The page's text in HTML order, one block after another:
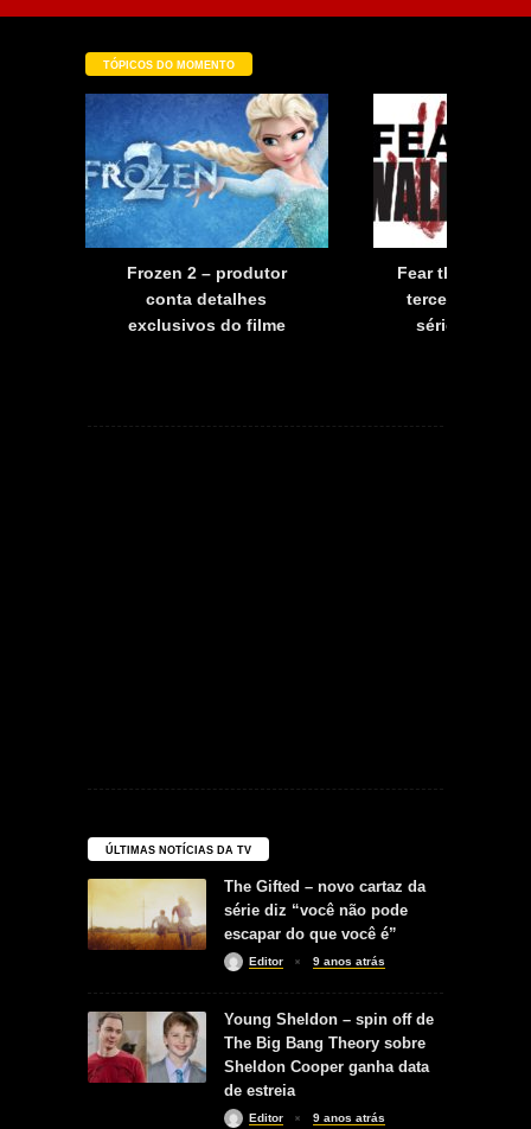
TÓPICOS DO MOMENTO
Frozen 2 – produtor
conta detalhes
exclusivos do filme
Fear the
terceira
série já tem
ÚLTIMAS NOTÍCIAS DA TV
The Gifted – novo cartaz da
série diz “você não pode
escapar do que você é”
Editor 9 anos atrás
Young Sheldon – spin off de
The Big Bang Theory sobre
Sheldon Cooper ganha data
de estreia
Editor 9 anos atrás